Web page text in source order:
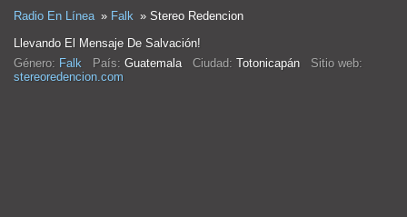
Radio En Línea Falk
Stereo Redencion
Llevando El Mensaje De Salvación!
Género: Falk País: Guatemala Ciudad: Totonicapán Sitio web:
stereoredencion.com